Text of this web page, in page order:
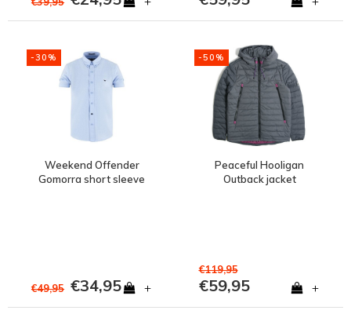
-30%
Weekend Offender
Gomorra short sleeve
€49,95 €34,95 +
-50%
Peaceful Hooligan
Outback jacket
€119,95
€59,95 +